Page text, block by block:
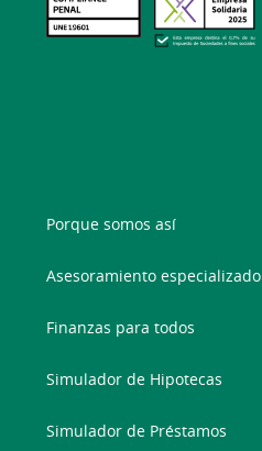
Porque somos así
Asesoramiento especializado
Finanzas para todos
Simulador de Hipotecas
Simulador de Préstamos